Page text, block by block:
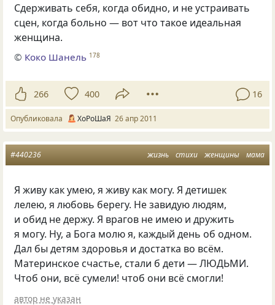
Сдерживать себя, когда обидно, и не устраивать
сцен, когда больно — вот что такое идеальная
женщина.
© Коко Шанель 178
266 400 16
Опубликовала ХоРоШаЯ 26 апр 2011
жизнь стихи женщины мама
#440236
Я живу как умею, я живу как могу. Я детишек
лелею, я любовь берегу. Не завидую людям,
и обид не держу. Я врагов не имею и дружить
я могу. Ну, а Бога молю я, каждый день об одном.
Дал бы детям здоровья и достатка во всём.
Материнское счастье, стали б дети — ЛЮДЬМИ.
Чтоб они, всё сумели! чтоб они всё смогли!
автор не указан